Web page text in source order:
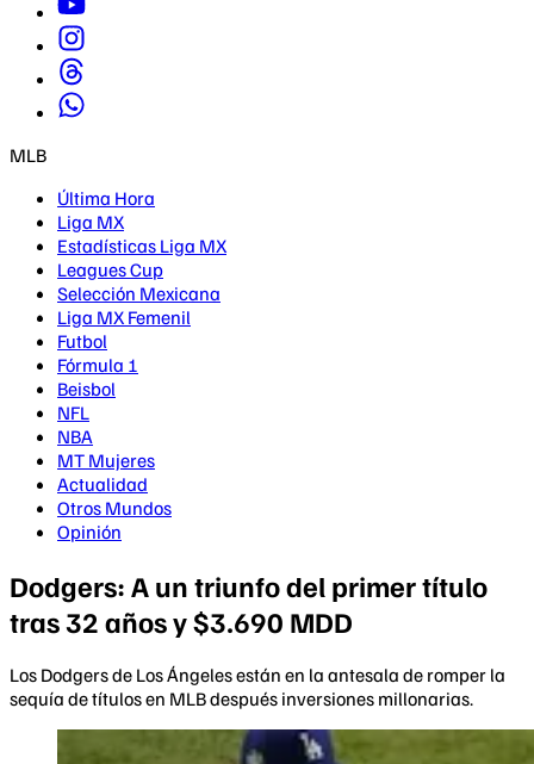
MLB
Última Hora
Liga MX
Estadísticas Liga MX
Leagues Cup
Selección Mexicana
Liga MX Femenil
Futbol
Fórmula 1
Beisbol
NFL
NBA
MT Mujeres
Actualidad
Otros Mundos
Opinión
Dodgers: A un triunfo del primer título
tras 32 años y $3.690 MDD
Los Dodgers de Los Ángeles están en la antesala de romper la
sequía de títulos en MLB después inversiones millonarias.